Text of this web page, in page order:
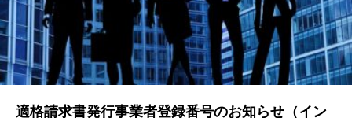
適格請求書発行事業者登録番号のお知らせ（イン